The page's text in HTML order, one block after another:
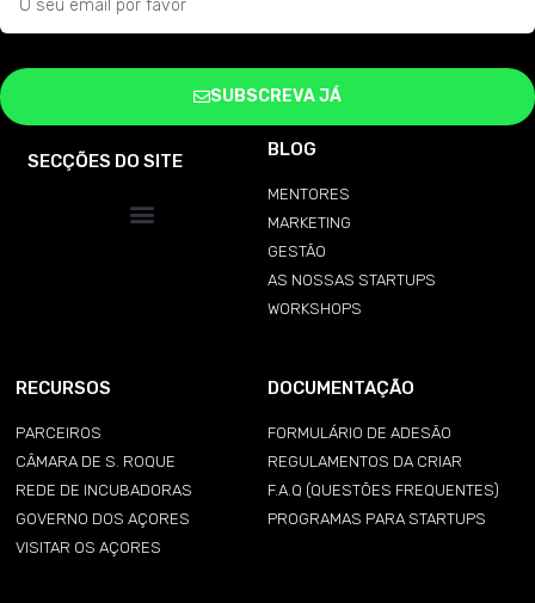
SUBSCREVA JÁ
SECÇÕES DO SITE
BLOG
MENTORES
MARKETING
GESTÃO
AS NOSSAS STARTUPS
WORKSHOPS
RECURSOS
PARCEIROS
CÂMARA DE S. ROQUE
REDE DE INCUBADORAS
GOVERNO DOS AÇORES
VISITAR OS AÇORES
DOCUMENTAÇÃO
FORMULÁRIO DE ADESÃO
REGULAMENTOS DA CRIAR
F.A.Q (QUESTÕES FREQUENTES)
PROGRAMAS PARA STARTUPS